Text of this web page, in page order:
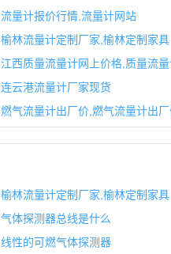
流量计报价行情,流量计网站
榆林流量计定制厂家,榆林定制家具
江西质量流量计网上价格,质量流
连云港流量计厂家现货
燃气流量计出厂价,燃气流量计出
榆林流量计定制厂家,榆林定制家具
气体探测器总线是什么
线性的可燃气体探测器